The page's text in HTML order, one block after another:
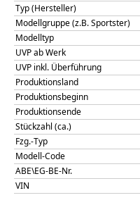
Typ (Hersteller)
Modellgruppe (z.B. Sportster)
Modelltyp
UVP ab Werk
UVP inkl. Überführung
Produktionsland
Produktionsbeginn
Produktionsende
Stückzahl (ca.)
Fzg.-Typ
Modell-Code
ABE\EG-BE-Nr.
VIN